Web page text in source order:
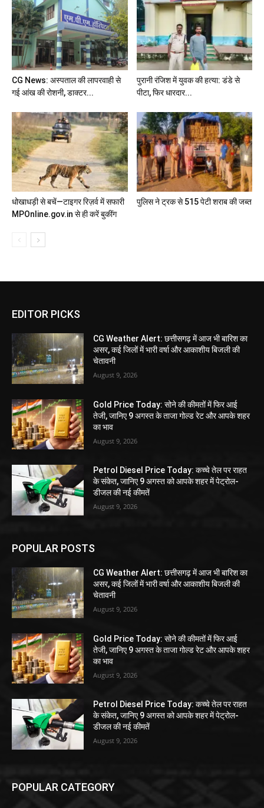
CG News: अस्पताल की लापरवाही से
गई आंख की रोशनी, डाक्टर...
पुरानी रंजिश में युवक की हत्या: डंडे से
पीटा, फिर धारदार...
धोखाधड़ी से बचें—टाइगर रिज़र्व में सफारी
MPOnline.gov.in से ही करें बुकींग
पुलिस ने ट्रक से 515 पेटी शराब की जब्त
EDITOR PICKS
CG Weather Alert: छत्तीसगढ़ में आज भी बारिश का
असर, कई जिलों में भारी वर्षा और आकाशीय बिजली की
चेतावनी
August 9, 2026
Gold Price Today: सोने की कीमतों में फिर आई
तेजी, जानिए 9 अगस्त के ताजा गोल्ड रेट और आपके शहर
का भाव
August 9, 2026
Petrol Diesel Price Today: कच्चे तेल पर राहत
के संकेत, जानिए 9 अगस्त को आपके शहर में पेट्रोल-
डीजल की नई कीमतें
August 9, 2026
POPULAR POSTS
CG Weather Alert: छत्तीसगढ़ में आज भी बारिश का
असर, कई जिलों में भारी वर्षा और आकाशीय बिजली की
चेतावनी
August 9, 2026
Gold Price Today: सोने की कीमतों में फिर आई
तेजी, जानिए 9 अगस्त के ताजा गोल्ड रेट और आपके शहर
का भाव
August 9, 2026
Petrol Diesel Price Today: कच्चे तेल पर राहत
के संकेत, जानिए 9 अगस्त को आपके शहर में पेट्रोल-
डीजल की नई कीमतें
August 9, 2026
POPULAR CATEGORY